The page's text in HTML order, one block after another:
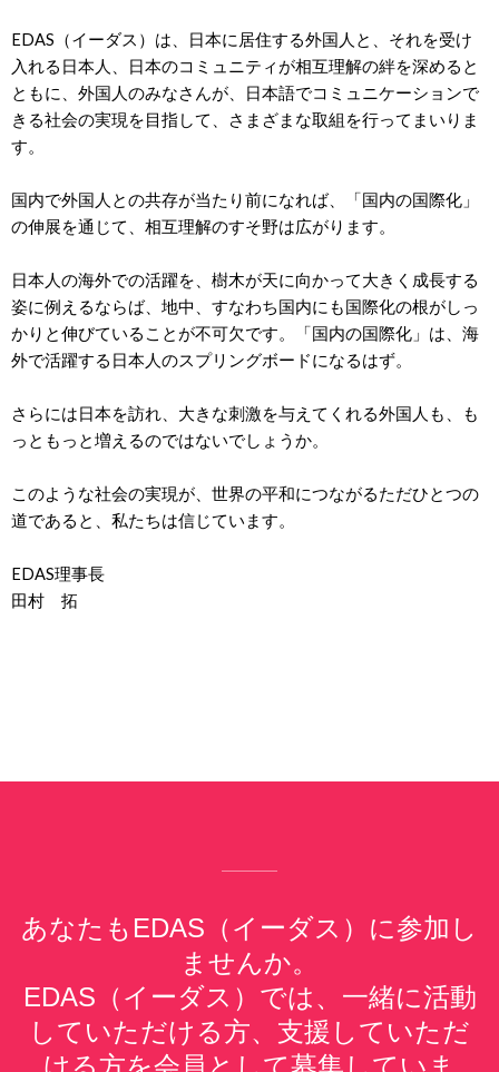
EDAS（イーダス）は、日本に居住する外国人と、それを受け
入れる日本人、日本のコミュニティが相互理解の絆を深めると
ともに、外国人のみなさんが、日本語でコミュニケーションで
きる社会の実現を目指して、さまざまな取組を行ってまいりま
す。
国内で外国人との共存が当たり前になれば、「国内の国際化」
の伸展を通じて、相互理解のすそ野は広がります。
日本人の海外での活躍を、樹木が天に向かって大きく成長する
姿に例えるならば、地中、すなわち国内にも国際化の根がしっ
かりと伸びていることが不可欠です。「国内の国際化」は、海
外で活躍する日本人のスプリングボードになるはず。
さらには日本を訪れ、大きな刺激を与えてくれる外国人も、も
っともっと増えるのではないでしょうか。
このような社会の実現が、世界の平和につながるただひとつの
道であると、私たちは信じています。
EDAS理事長
田村 拓
あなたもEDAS（イーダス）に参加し
ませんか。
EDAS（イーダス）では、一緒に活動
していただける方、支援していただ
ける方を会員として募集していま